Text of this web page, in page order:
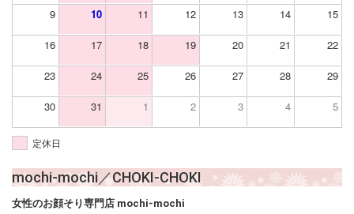
9 10 11 12 13 14 15
16 17 18 19 20 21 22
23 24 25 26 27 28 29
30 31 1 2 3 4 5
定休日
mochi-mochi／CHOKI-CHOKI
女性のお顔そり専門店 mochi-mochi